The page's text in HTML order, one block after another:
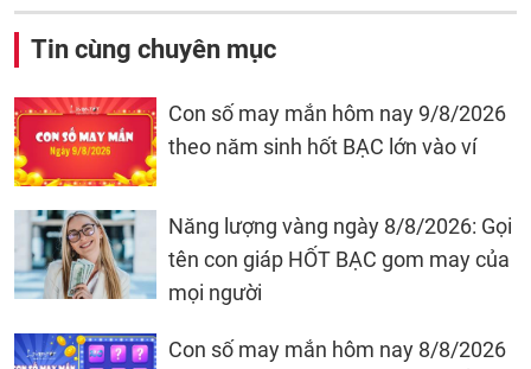
Tin cùng chuyên mục
Con số may mắn hôm nay 9/8/2026
theo năm sinh hốt BẠC lớn vào ví
Năng lượng vàng ngày 8/8/2026: Gọi
tên con giáp HỐT BẠC gom may của
mọi người
Con số may mắn hôm nay 8/8/2026